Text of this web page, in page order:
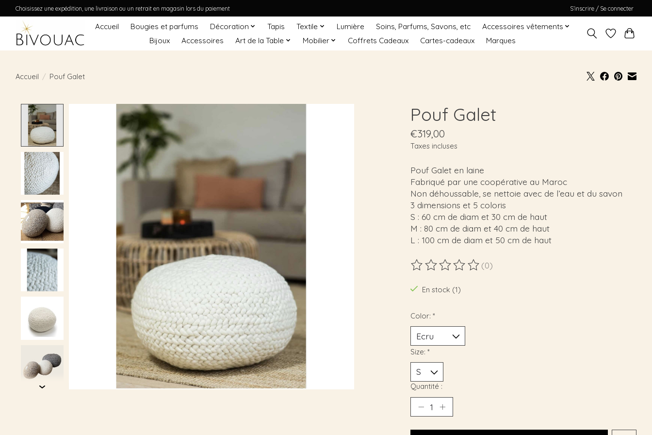
Choisissez une expédition, une livraison ou un retrait en magasin lors du paiement S’inscrire / Se connecter
Accueil Bougies et parfums Décoration Tapis Textile Lumière Soins, Parfums, Savons, etc
Accessoires vêtements
Bijoux
Accessoires Art de la Table Mobilier Coffrets Cadeaux Cartes-cadeaux Marques
Accueil / Pouf Galet
Product image slideshow Items Pouf Galet
€319,00
Taxes incluses
Pouf Galet en laine
Fabriqué par une coopérative au Maroc
Non déhoussable, se nettoie avec de l’eau et du savon
3 dimensions et 5 coloris
S : 60 cm de diam et 30 cm de haut
M : 80 cm de diam et 40 cm de haut
L : 100 cm de diam et 50 cm de haut
Ce produit est évalué à
(0)
En stock (1)
Color: *
Size: *
Quantité :